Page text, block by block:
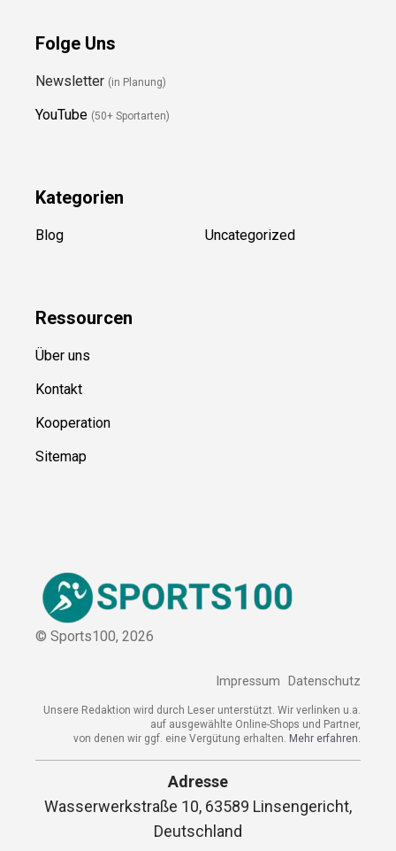
Folge Uns
Newsletter (in Planung)
YouTube (50+ Sportarten)
Kategorien
Blog Uncategorized
Ressourcen
Über uns
Kontakt
Kooperation
Sitemap
© Sports100, 2026
Impressum Datenschutz
Unsere Redaktion wird durch Leser unterstützt. Wir verlinken u.a.
auf ausgewählte Online-Shops und Partner,
von denen wir ggf. eine Vergütung erhalten. Mehr erfahren.
Adresse
Wasserwerkstraße 10, 63589 Linsengericht,
Deutschland